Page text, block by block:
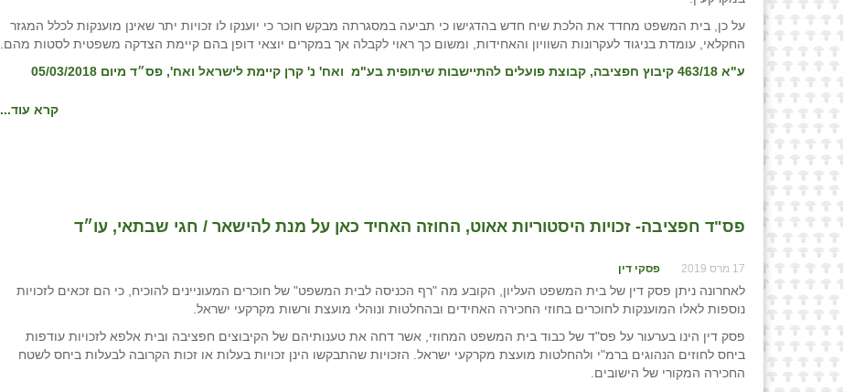
על כן, בית המשפט מחדד את הלכת שיח חדש בהדגישו כי תביעה במסגרתה מבקש חוכר כי יוענקו לו זכויות יתר שאינן מוענקות לכלל המגזר
החקלאי, עומדת בניגוד לעקרונות השוויון והאחידות, ומשום כך ראוי לקבלה אך במקרים יוצאי דופן בהם קיימת הצדקה משפטית לסטות מהם.
ע"א 463/18 קיבוץ חפציבה, קבוצת פועלים להתיישבות שיתופית בע"מ ואח' נ' קרן קיימת לישראל ואח'
, פס״ד מיום 05/03/2018
קרא עוד...
פס"ד חפציבה- זכויות היסטוריות אאוט, החוזה האחיד כאן על מנת להישאר / חגי שבתאי, עו״ד
17 מרס 2019 פסקי דין
לאחרונה ניתן פסק דין של בית המשפט העליון, הקובע מה "רף הכניסה לבית המשפט" של חוכרים המעוניינים להוכיח, כי הם זכאים לזכויות
נוספות לאלו המוענקות לחוכרים בחוזי החכירה האחידים ובהחלטות ונוהלי מועצת ורשות מקרקעי ישראל.
פסק דין הינו בערעור על פס"ד של כבוד בית המשפט המחוזי, אשר דחה את טענותיהם של הקיבוצים חפציבה ובית אלפא לזכויות עודפות
ביחס לחוזים הנהוגים ברמ"י ולהחלטות מועצת מקרקעי ישראל. הזכויות שהתבקשו הינן זכויות בעלות או זכות הקרובה לבעלות ביחס לשטח
החכירה המקורי של הישובים.